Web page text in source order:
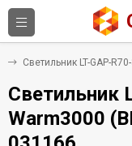
Светильник LT-GAP-
Светильник
Warm3000